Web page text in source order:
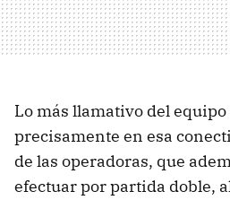
Lo más llamativo del
precisamente en esa
de las operadoras, que
efectuar por partida doble,